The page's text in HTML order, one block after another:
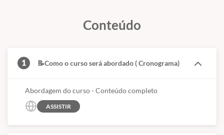
hands on e as orientações importantes para
ATENÇÃO
O conteúdo do curso está apresentado no
cronograma demonstrativo.
Conteúdo
1 📝Como o curso será abordado ( Cronograma)
Abordagem do curso - Conteúdo completo
ASSISTIR